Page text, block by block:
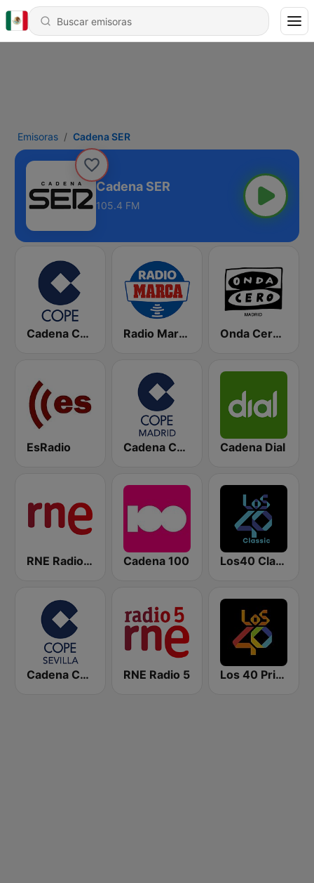
Emisoras Cadena SER
Cadena SER
105.4 FM
Cadena COPE Radio Marca Nacional Onda Cero Madrid
EsRadio Cadena COPE Madrid Cadena Dial
RNE Radio Nacional Cadena 100 Los40 Classic
Cadena COPE Sevilla RNE Radio 5 Los 40 Principales